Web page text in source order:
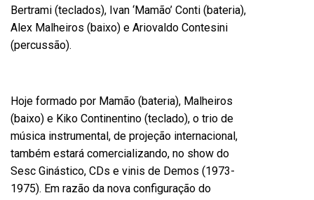
Bertrami (teclados), Ivan ‘Mamão’ Conti (bateria),
Alex Malheiros (baixo) e Ariovaldo Contesini
(percussão).
Hoje formado por Mamão (bateria), Malheiros
(baixo) e Kiko Continentino (teclado), o trio de
música instrumental, de projeção internacional,
também estará comercializando, no show do
Sesc Ginástico, CDs e vinis de Demos (1973-
1975). Em razão da nova configuração do